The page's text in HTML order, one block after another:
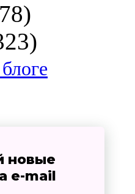
новые
e-mail